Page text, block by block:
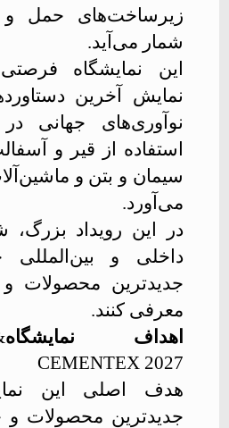
زیرساخت‌های حمل
شمار می‌آید.
این نمایشگاه
نمایش آخرین
نوآوری‌های جهانی
استفاده از قیر و
سیمان و بتن و
می‌آورد.
در این رویداد بزرگ،
داخلی و بین‌المللی
جدیدترین محصولات
معرفی کنند.
اهداف نمایشگاه
CEMENTEX 2027
هدف اصلی این
جدیدترین محصولات و